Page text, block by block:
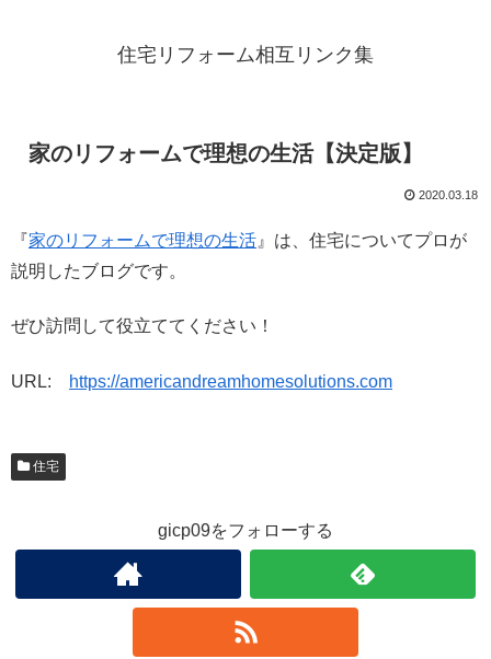
住宅リフォーム相互リンク集
家のリフォームで理想の生活【決定版】
2020.03.18
『家のリフォームで理想の生活 』は、住宅についてプロが
説明したブログです。
ぜひ訪問して役立ててください！
URL: https://americandreamhomesolutions.com
住宅
gicp09をフォローする